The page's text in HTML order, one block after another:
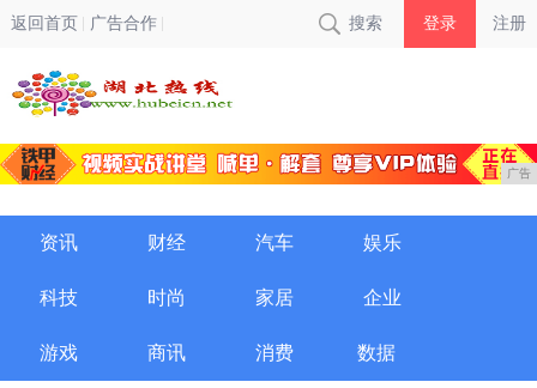
返回首页 广告合作 搜索 登录 注册
广告
资讯 财经 汽车 娱乐
科技 时尚 家居 企业
游戏 商讯 消费 数据